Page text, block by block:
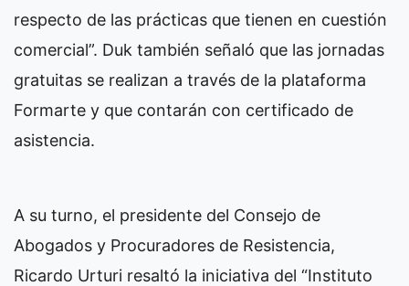
respecto de las prácticas que tienen en cuestión
comercial”. Duk también señaló que las jornadas
gratuitas se realizan a través de la plataforma
Formarte y que contarán con certificado de
asistencia.
A su turno, el presidente del Consejo de
Abogados y Procuradores de Resistencia,
Ricardo Urturi resaltó la iniciativa del “Instituto